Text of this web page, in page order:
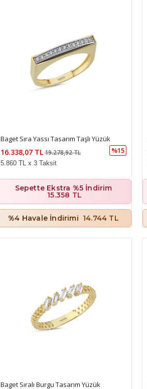
Baget Sıra Yassı Tasarım Taşlı Yüzük
16.338,07 TL19.278,92 TL %15
5.860 TL x 3 Taksit
Sepette Ekstra %5 İndirim
15.358 TL
%4 Havale İndirimi 14.744 TL
Baget Sıralı Burgu Tasarım Yüzük